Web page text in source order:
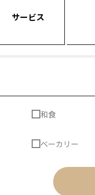
サービス
和食
ベーカリー